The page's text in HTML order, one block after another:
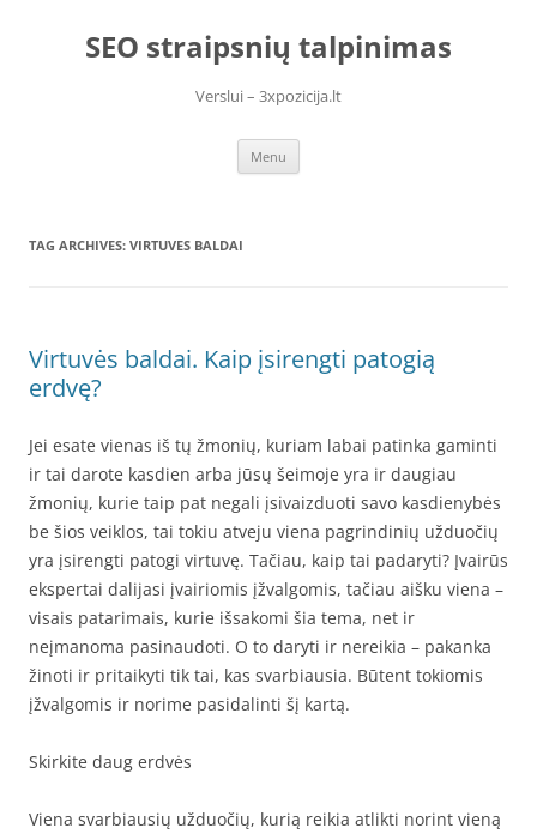
contentSEO straipsnių talpinimas
Verslui – 3xpozicija.lt
Menu
TAG ARCHIVES: VIRTUVES BALDAI
Virtuvės baldai. Kaip įsirengti patogią
erdvę?
Jei esate vienas iš tų žmonių, kuriam labai patinka gaminti
ir tai darote kasdien arba jūsų šeimoje yra ir daugiau
žmonių, kurie taip pat negali įsivaizduoti savo kasdienybės
be šios veiklos, tai tokiu atveju viena pagrindinių užduočių
yra įsirengti patogi virtuvę. Tačiau, kaip tai padaryti? Įvairūs
ekspertai dalijasi įvairiomis įžvalgomis, tačiau aišku viena –
visais patarimais, kurie išsakomi šia tema, net ir
neįmanoma pasinaudoti. O to daryti ir nereikia – pakanka
žinoti ir pritaikyti tik tai, kas svarbiausia. Būtent tokiomis
įžvalgomis ir norime pasidalinti šį kartą.
Skirkite daug erdvės
Viena svarbiausių užduočių, kurią reikia atlikti norint vieną